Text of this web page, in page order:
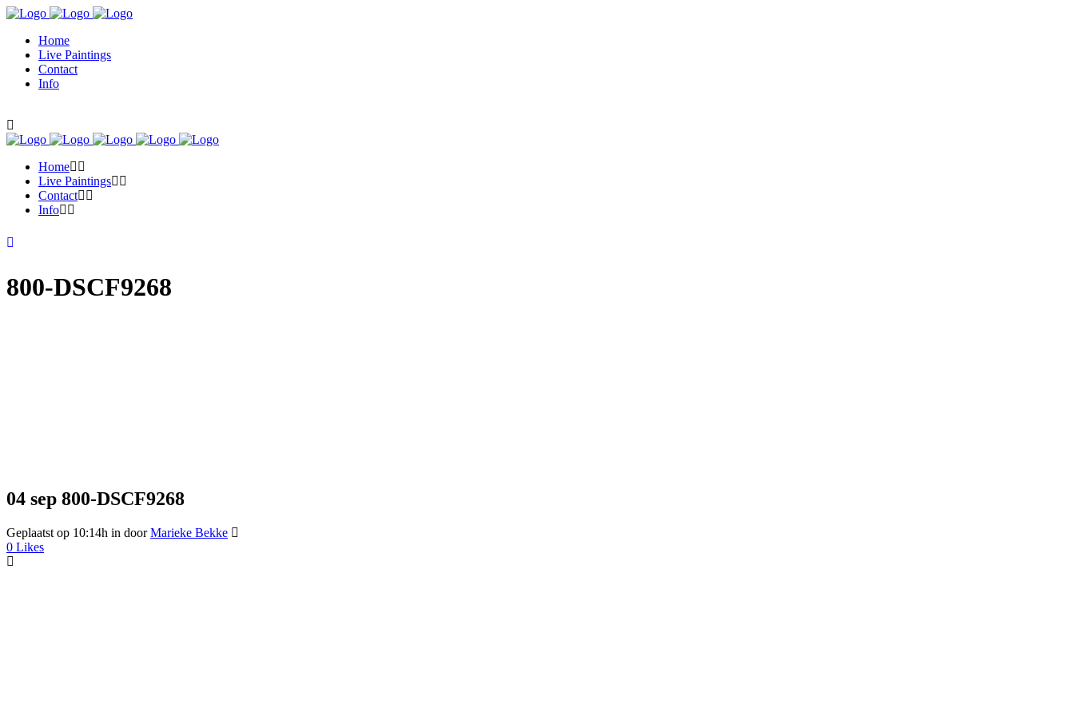
Home
Live Paintings
Contact
Info
Home
Live Paintings
Contact
Info
800-DSCF9268
04 sep 800-DSCF9268
Geplaatst op 10:14h in doorMarieke Bekke
0 Likes